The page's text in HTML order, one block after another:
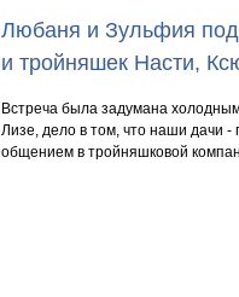
Любаня и Зульфия
и тройняшек Насти,
Встреча была задумана
Лизе, дело в том, что наши дачи -
общением в тройняшковой